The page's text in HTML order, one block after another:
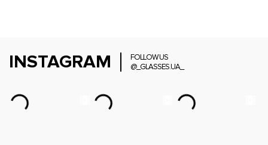
INSTAGRAM
FOLLOW US
@_GLASSES.UA_